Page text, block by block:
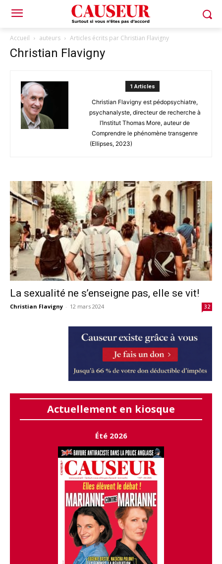
Accueil auteurs Articles écrits par Christian Flavigny
Christian Flavigny
1 Articles
Christian Flavigny est pédopsychiatre,
psychanalyste, directeur de recherche à
l’Institut Thomas More, auteur de
Comprendre le phénomène transgenre
(Ellipses, 2023)
La sexualité ne s’enseigne pas, elle se vit!
Christian Flavigny - 12 mars 2024 32
Actuellement en kiosque
Été 2026